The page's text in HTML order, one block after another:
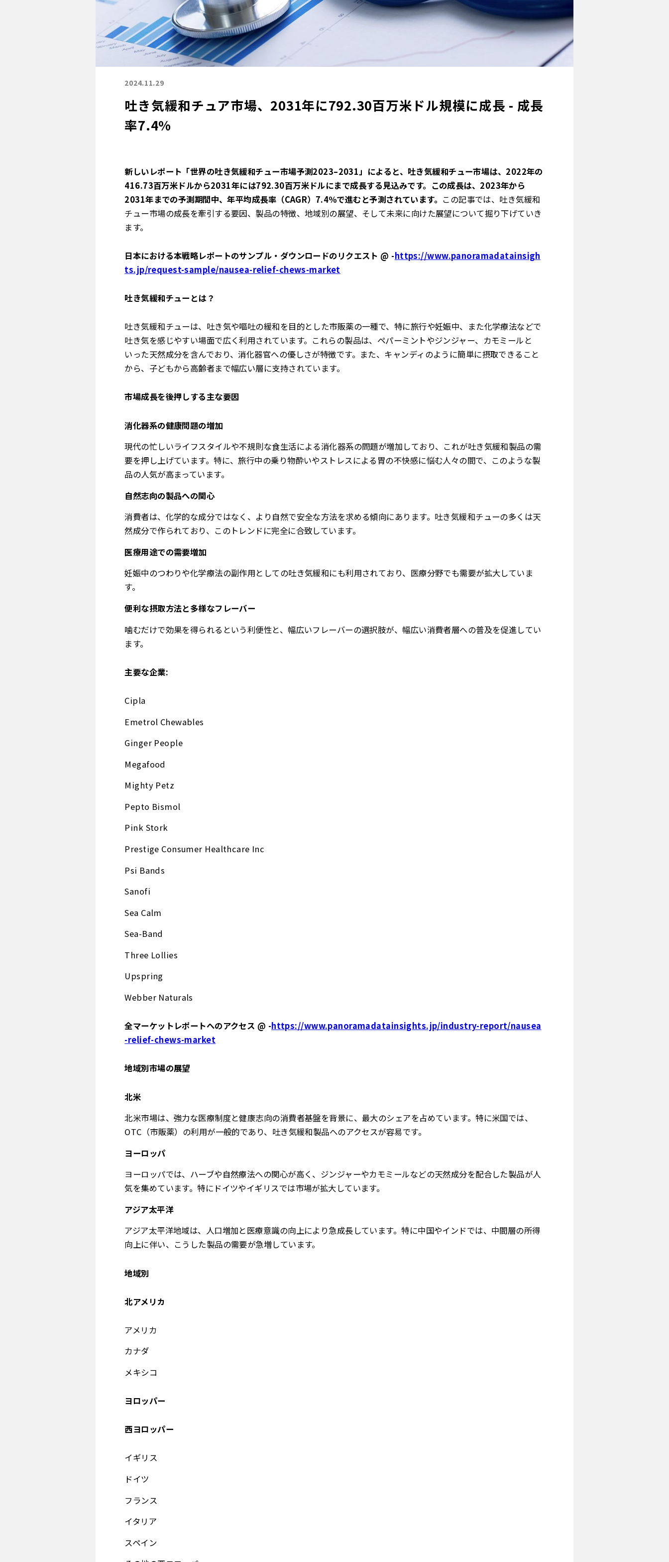
2024.11.29
吐き気緩和チュア市場、2031年に792.30百万米ドル規模に成長 - 成長
率7.4%
新しいレポート「世界の吐き気緩和チュー市場予測2023–2031」によると、吐き気緩和チュー市場は、2022年の
416.73百万米ドルから2031年には792.30百万米ドルにまで成長する見込みです。この成長は、2023年から
2031年までの予測期間中、年平均成長率（CAGR）7.4％で進むと予測されています。 この記事では、吐き気緩和
チュー市場の成長を牽引する要因、製品の特徴、地域別の展望、そして未来に向けた展望について掘り下げていき
ます。
日本における本戦略レポートのサンプル・ダウンロードのリクエスト @ -https://www.panoramadatainsigh
ts.jp/request-sample/nausea-relief-chews-market
吐き気緩和チューとは？
吐き気緩和チューは、吐き気や嘔吐の緩和を目的とした市販薬の一種で、特に旅行や妊娠中、また化学療法などで
吐き気を感じやすい場面で広く利用されています。これらの製品は、ペパーミントやジンジャー、カモミールと
いった天然成分を含んでおり、消化器官への優しさが特徴です。また、キャンディのように簡単に摂取できること
から、子どもから高齢者まで幅広い層に支持されています。
市場成長を後押しする主な要因
消化器系の健康問題の増加
現代の忙しいライフスタイルや不規則な食生活による消化器系の問題が増加しており、これが吐き気緩和製品の需
要を押し上げています。特に、旅行中の乗り物酔いやストレスによる胃の不快感に悩む人々の間で、このような製
品の人気が高まっています。
自然志向の製品への関心
消費者は、化学的な成分ではなく、より自然で安全な方法を求める傾向にあります。吐き気緩和チューの多くは天
然成分で作られており、このトレンドに完全に合致しています。
医療用途での需要増加
妊娠中のつわりや化学療法の副作用としての吐き気緩和にも利用されており、医療分野でも需要が拡大していま
す。
便利な摂取方法と多様なフレーバー
噛むだけで効果を得られるという利便性と、幅広いフレーバーの選択肢が、幅広い消費者層への普及を促進してい
ます。
主要な企業:
Cipla
Emetrol Chewables
Ginger People
Megafood
Mighty Petz
Pepto Bismol
Pink Stork
Prestige Consumer Healthcare Inc
Psi Bands
Sanofi
Sea Calm
Sea-Band
Three Lollies
Upspring
Webber Naturals
全マーケットレポートへのアクセス @ -https://www.panoramadatainsights.jp/industry-report/nausea
-relief-chews-market
地域別市場の展望
北米
北米市場は、強力な医療制度と健康志向の消費者基盤を背景に、最大のシェアを占めています。特に米国では、
OTC（市販薬）の利用が一般的であり、吐き気緩和製品へのアクセスが容易です。
ヨーロッパ
ヨーロッパでは、ハーブや自然療法への関心が高く、ジンジャーやカモミールなどの天然成分を配合した製品が人
気を集めています。特にドイツやイギリスでは市場が拡大しています。
アジア太平洋
アジア太平洋地域は、人口増加と医療意識の向上により急成長しています。特に中国やインドでは、中間層の所得
向上に伴い、こうした製品の需要が急増しています。
地域別
北アメリカ
アメリカ
カナダ
メキシコ
ヨロッパー
西ヨロッパー
イギリス
ドイツ
フランス
イタリア
スペイン